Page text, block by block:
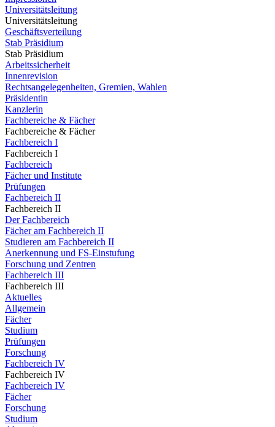
Universitätsleitung
Universitätsleitung
Geschäftsverteilung
Stab Präsidium
Stab Präsidium
Arbeitssicherheit
Innenrevision
Rechtsangelegenheiten, Gremien, Wahlen
Präsidentin
Kanzlerin
Fachbereiche & Fächer
Fachbereiche & Fächer
Fachbereich I
Fachbereich I
Fachbereich
Fächer und Institute
Prüfungen
Fachbereich II
Fachbereich II
Der Fachbereich
Fächer am Fachbereich II
Studieren am Fachbereich II
Anerkennung und FS-Einstufung
Forschung und Zentren
Fachbereich III
Fachbereich III
Aktuelles
Allgemein
Fächer
Studium
Prüfungen
Forschung
Fachbereich IV
Fachbereich IV
Fachbereich IV
Fächer
Forschung
Studium